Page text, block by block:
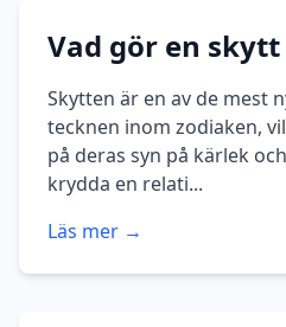
Vad gör en
Skytten är en av de mest
tecknen inom zodiaken,
på deras syn på kärlek
krydda en relati...
Läs mer →